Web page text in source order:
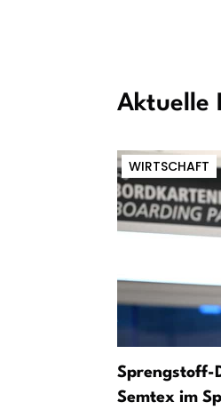
Aktuelle
WIRTSCHAFT
Sprengstoff-
Semtex im